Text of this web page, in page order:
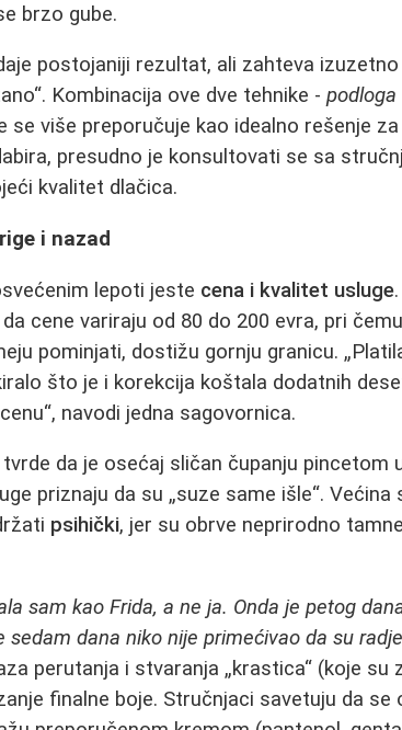
brzo gube.
postojaniji rezultat, ali zahteva
Kombinacija ove dve tehnike -podloga
se više preporučuje kao idealno rešenje za
presudno je konsultovati se sa
kvalitet dlačica.
i nazad
lepoti jeste cena i kvalitet usluge.
cene variraju od 80 do 200 evra, pri
pominjati, dostižu gornju granicu.
što je i korekcija koštala dodatnih
navodi jedna sagovornica.
da je osećaj sličan čupanju pincetom
priznaju da su „suze same išle“. Većina
psihički, jer su obrve neprirodno
sam kao Frida, a ne ja. Onda je petog
dana niko nije primećivao da su
perutanja i stvaranja „krastica“ (koje su
finalne boje. Stručnjaci savetuju da se